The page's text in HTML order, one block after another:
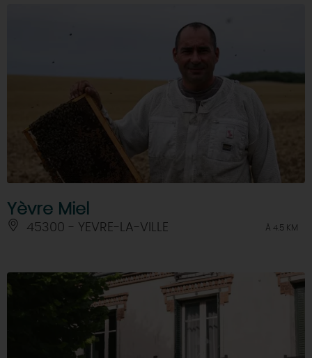
Yèvre Miel
45300 - YEVRE-LA-VILLE À 4.5 KM